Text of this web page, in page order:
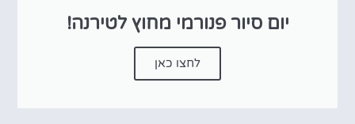
יום סיור פנורמי מחוץ לטירנה!
לחצו כאן